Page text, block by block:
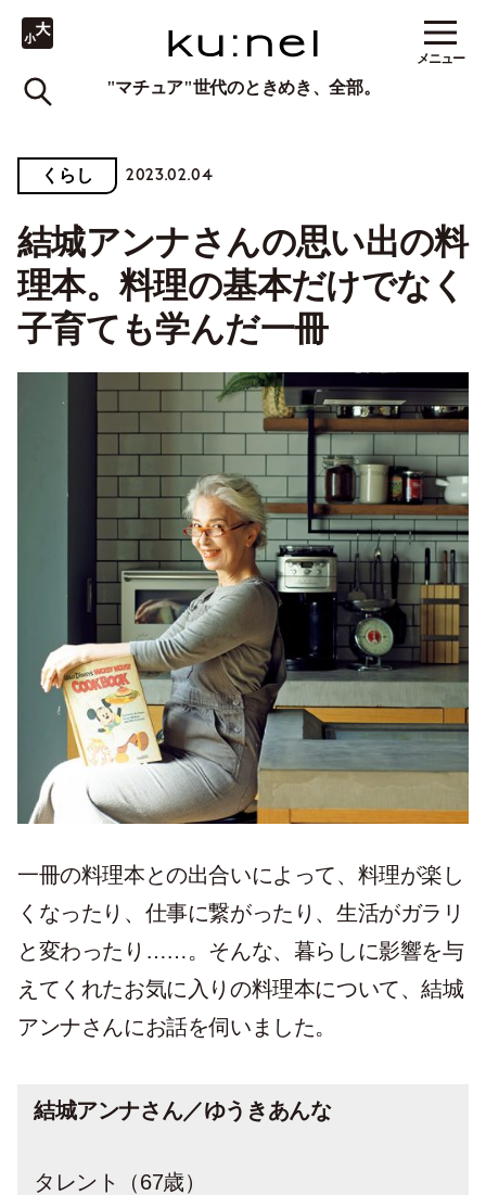
"マチュア"世代のときめき、全部。
メニュー
くらし 2023.02.04
結城アンナさんの思い出の料
理本。料理の基本だけでなく
子育ても学んだ一冊
一冊の料理本との出合いによって、料理が楽し
くなったり、仕事に繋がったり、生活がガラリ
と変わったり……。そんな、暮らしに影響を与
えてくれたお気に入りの料理本について、結城
アンナさんにお話を伺いました。
結城アンナさん／ゆうきあんな
タレント（67歳）